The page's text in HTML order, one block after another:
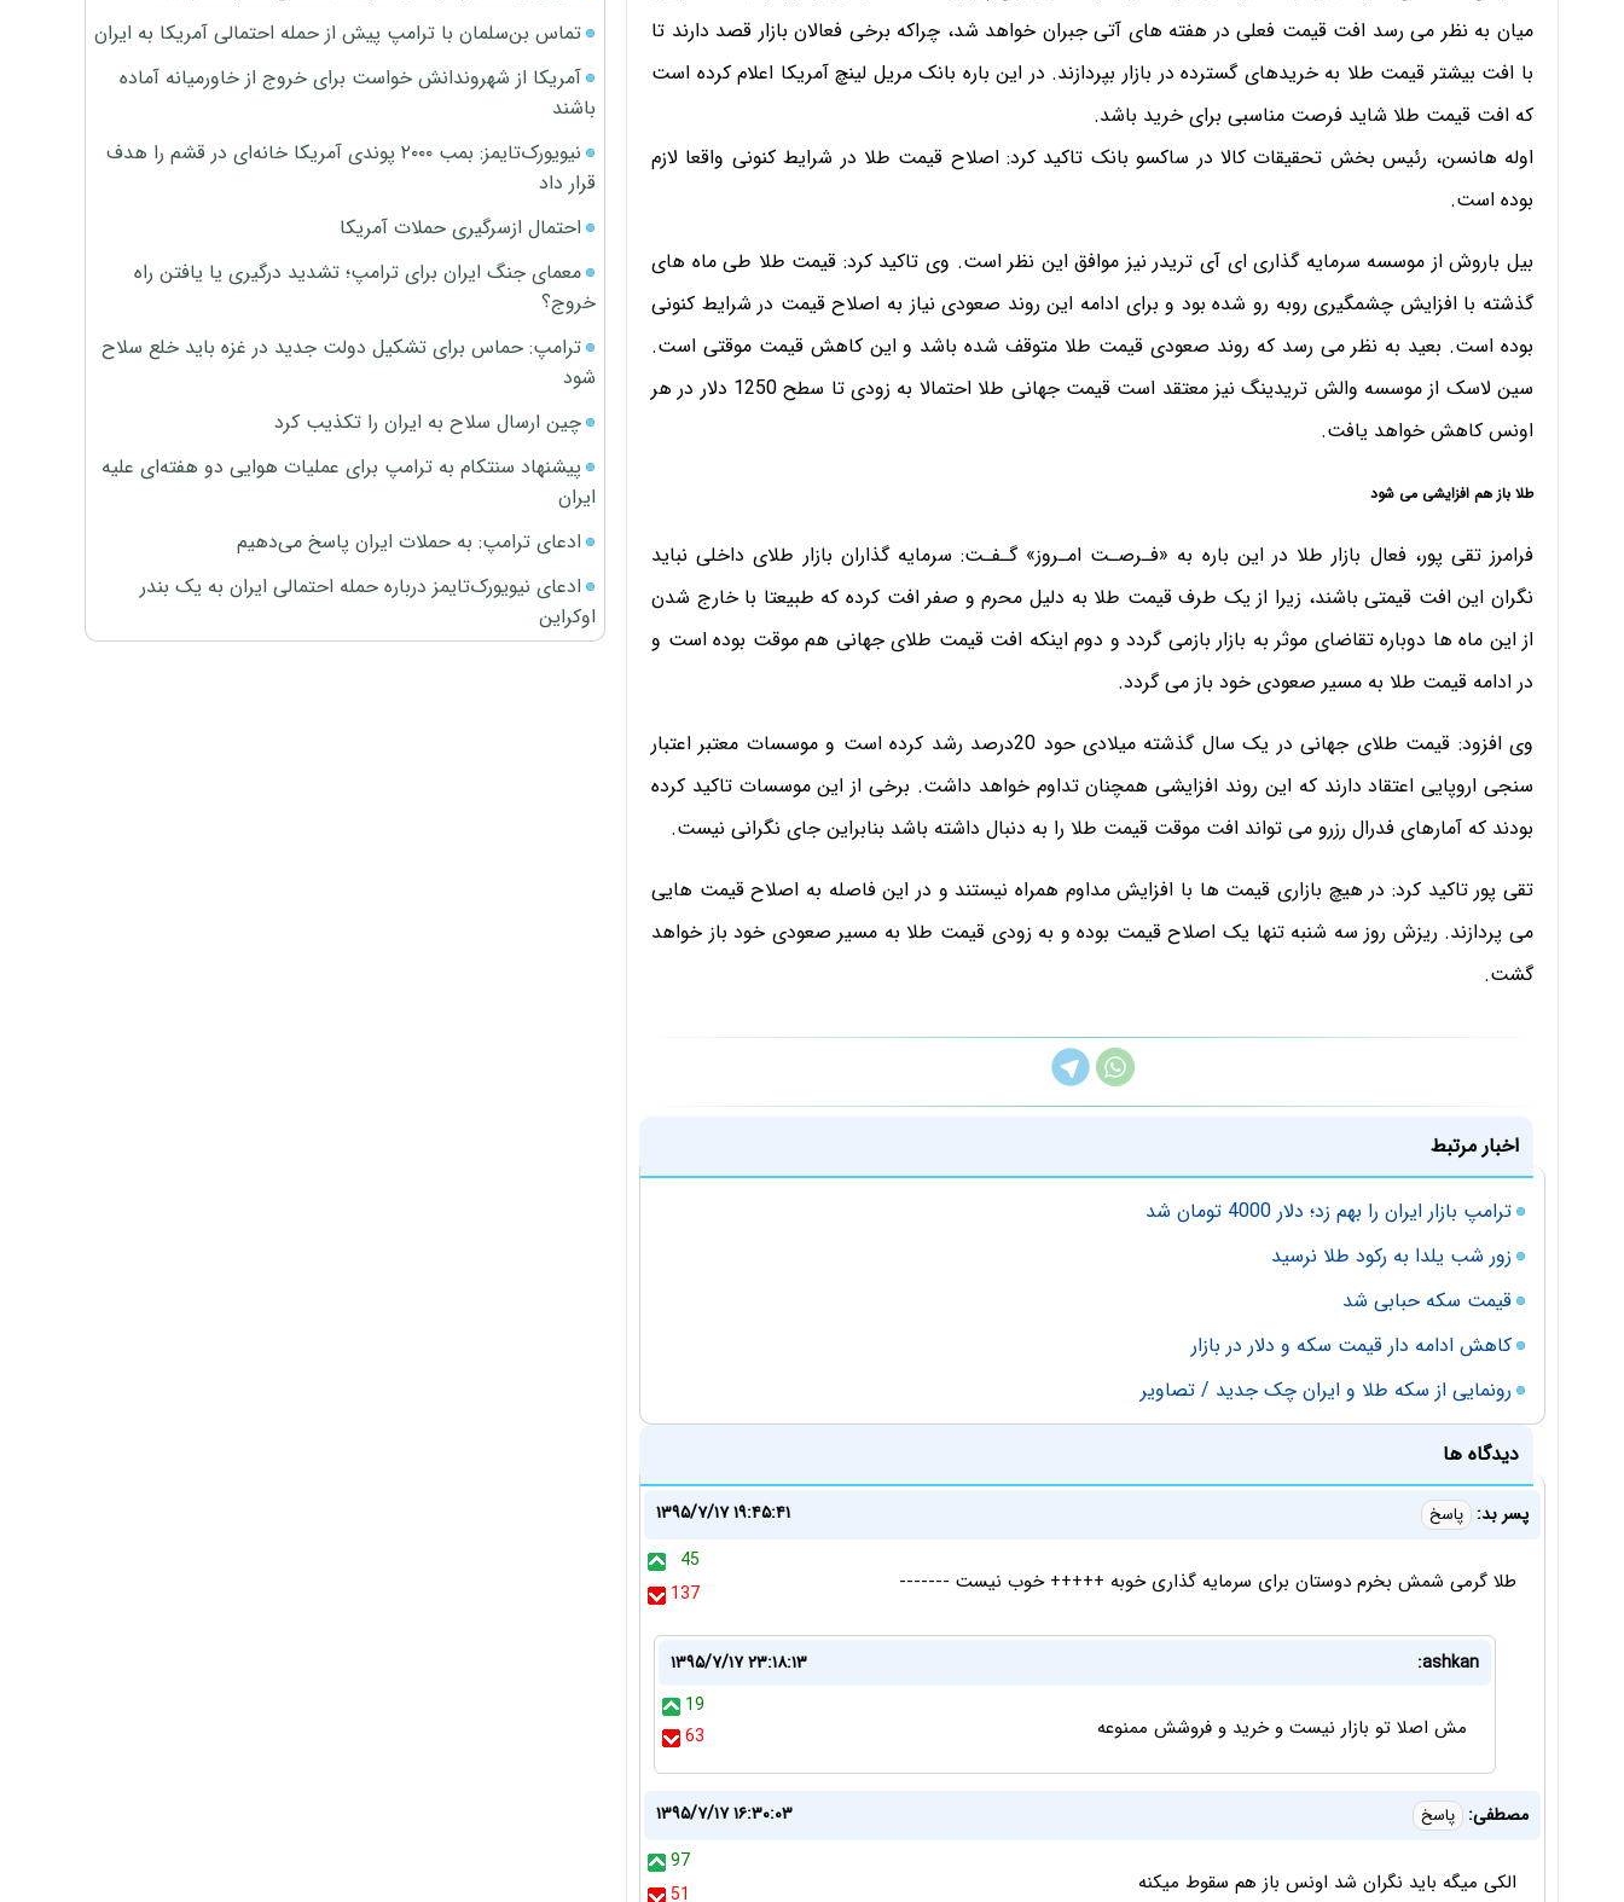
میان به نظر می رسد افت قیمت فعلی در هفته های آتی جبران خواهد شد، چراکه برخی فعالان بازار قصد دارند تا
با افت بیشتر قیمت طلا به خریدهای گسترده در بازار بپردازند. در این باره بانک مریل لینچ آمریکا اعلام کرده است
که افت قیمت طلا شاید فرصت مناسبی برای خرید باشد.
اوله هانسن، رئیس بخش تحقیقات کالا در ساکسو بانک تاکید کرد: اصلاح قیمت طلا در شرایط کنونی واقعا لازم
بوده است.
بیل باروش از موسسه سرمایه گذاری ای آی تریدر نیز موافق این نظر است. وی تاکید کرد: قیمت طلا طی ماه های
گذشته با افزایش چشمگیری روبه رو شده بود و برای ادامه این روند صعودی نیاز به اصلاح قیمت در شرایط کنونی
بوده است. بعید به نظر می رسد که روند صعودی قیمت طلا متوقف شده باشد و این کاهش قیمت موقتی است.
سین لاسک از موسسه والش تریدینگ نیز معتقد است قیمت جهانی طلا احتمالا به زودی تا سطح 1250 دلار در هر
اونس کاهش خواهد یافت.
طلا باز هم افزایشی می شود
فرامرز تقی پور، فعال بازار طلا در این باره به «فـرصـت امـروز» گـفـت: سرمایه گذاران بازار طلای داخلی نباید
نگران این افت قیمتی باشند، زیرا از یک طرف قیمت طلا به دلیل محرم و صفر افت کرده که طبیعتا با خارج شدن
از این ماه ها دوباره تقاضای موثر به بازار بازمی گردد و دوم اینکه افت قیمت طلای جهانی هم موقت بوده است و
در ادامه قیمت طلا به مسیر صعودی خود باز می گردد.
وی افزود: قیمت طلای جهانی در یک سال گذشته میلادی حود 20درصد رشد کرده است و موسسات معتبر اعتبار
سنجی اروپایی اعتقاد دارند که این روند افزایشی همچنان تداوم خواهد داشت. برخی از این موسسات تاکید کرده
بودند که آمارهای فدرال رزرو می تواند افت موقت قیمت طلا را به دنبال داشته باشد بنابراین جای نگرانی نیست.
تقی پور تاکید کرد: در هیچ بازاری قیمت ها با افزایش مداوم همراه نیستند و در این فاصله به اصلاح قیمت هایی
می پردازند. ریزش روز سه شنبه تنها یک اصلاح قیمت بوده و به زودی قیمت طلا به مسیر صعودی خود باز خواهد
گشت.
اخبار مرتبط
ترامپ بازار ایران را بهم زد؛ دلار 4000 تومان شد
زور شب یلدا به رکود طلا نرسید
قیمت سکه حبابی شد
کاهش ادامه دار قیمت سکه و دلار در بازار
رونمایی از سکه طلا و ایران چک جدید / تصاویر
دیدگاه ها
پسر بد: پاسخ
۱۳۹۵/۷/۱۷ ۱۹:۴۵:۴۱
45
137
طلا گرمی شمش بخرم دوستان برای سرمایه گذاری خوبه +++++ خوب نیست -------
ashkan:
۱۳۹۵/۷/۱۷ ۲۳:۱۸:۱۳
19
63
مش اصلا تو بازار نیست و خرید و فروشش ممنوعه
مصطفی: پاسخ
۱۳۹۵/۷/۱۷ ۱۶:۳۰:۰۳
97
51
الکی میگه باید نگران شد اونس باز هم سقوط میکنه
تماس بن‌سلمان با ترامپ پیش از حمله احتمالی آمریکا به ایران
آمریکا از شهروندانش خواست برای خروج از خاورمیانه آماده
باشند
نیویورک‌تایمز: بمب ۲۰۰۰ پوندی آمریکا خانه‌ای در قشم را هدف
قرار داد
احتمال ازسرگیری حملات آمریکا
معمای جنگ ایران برای ترامپ؛ تشدید درگیری یا یافتن راه
خروج؟
ترامپ: حماس برای تشکیل دولت جدید در غزه باید خلع سلاح
شود
چین ارسال سلاح به ایران را تکذیب کرد
پیشنهاد سنتکام به ترامپ برای عملیات هوایی دو هفته‌ای علیه
ایران
ادعای ترامپ: به حملات ایران پاسخ می‌دهیم
ادعای نیویورک‌تایمز درباره حمله احتمالی ایران به یک بندر
اوکراین